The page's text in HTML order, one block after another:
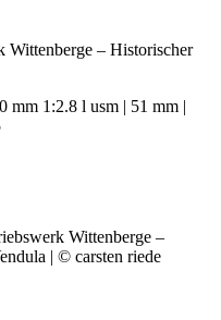
Wittenberge – Historischer
mm 1:2.8 l usm | 51 mm |